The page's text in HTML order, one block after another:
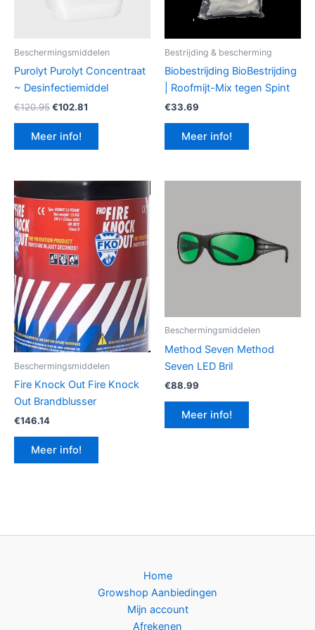
Beschermingsmiddelen
Purolyt Purolyt Concentraat
~ Desinfectiemiddel
€120.95Oorspronkelijke
was:
€120.95.
€102.81
Meer info!
Bestrijding & bescherming
Biobestrijding BioBestrijding
| Roofmijt-Mix tegen Spint
€33.69
Meer info!
Beschermingsmiddelen
Fire Knock Out Fire Knock
Out Brandblusser
€146.14
Meer info!
Beschermingsmiddelen
Method Seven Method
Seven LED Bril
€88.99
Meer info!
Home
Growshop Aanbiedingen
Mijn account
Afrekenen